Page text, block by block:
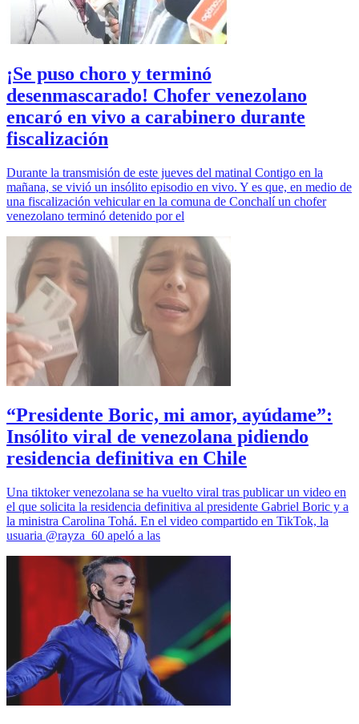
¡Se puso choro y terminó
desenmascarado! Chofer venezolano
encaró en vivo a carabinero durante
fiscalización
Durante la transmisión de este jueves del matinal Contigo en la
mañana, se vivió un insólito episodio en vivo. Y es que, en medio de
una fiscalización vehicular en la comuna de Conchalí un chofer
venezolano terminó detenido por el
“Presidente Boric, mi amor, ayúdame”:
Insólito viral de venezolana pidiendo
residencia definitiva en Chile
Una tiktoker venezolana se ha vuelto viral tras publicar un video en
el que solicita la residencia definitiva al presidente Gabriel Boric y a
la ministra Carolina Tohá. En el video compartido en TikTok, la
usuaria @rayza_60 apeló a las